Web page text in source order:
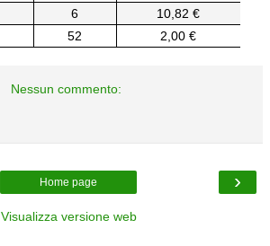
6
10,82 €
52 2,00 €
Nessun commento:
›
Home page
Visualizza versione web